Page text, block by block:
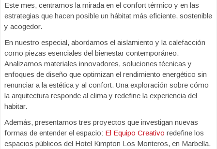
Este mes, centramos la mirada en el confort térmico y en las
estrategias que hacen posible un hábitat más eficiente, sostenible
y acogedor.
En nuestro especial, abordamos el aislamiento y la calefacción
como piezas esenciales del bienestar contemporáneo.
Analizamos materiales innovadores, soluciones técnicas y
enfoques de diseño que optimizan el rendimiento energético sin
renunciar a la estética y al confort. Una exploración sobre cómo
la arquitectura responde al clima y redefine la experiencia del
habitar.
Además, presentamos tres proyectos que investigan nuevas
formas de entender el espacio: El Equipo Creativo redefine los
espacios públicos del Hotel Kimpton Los Monteros, en Marbella,